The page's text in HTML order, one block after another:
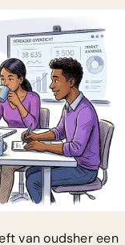
van oudsher een